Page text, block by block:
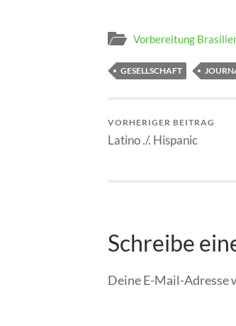
Vorbereitung
GESELLSCHAFT
VORHERIGER BEITRAG
Latino ./. Hispanic
Schreibe
Deine E-Mail-